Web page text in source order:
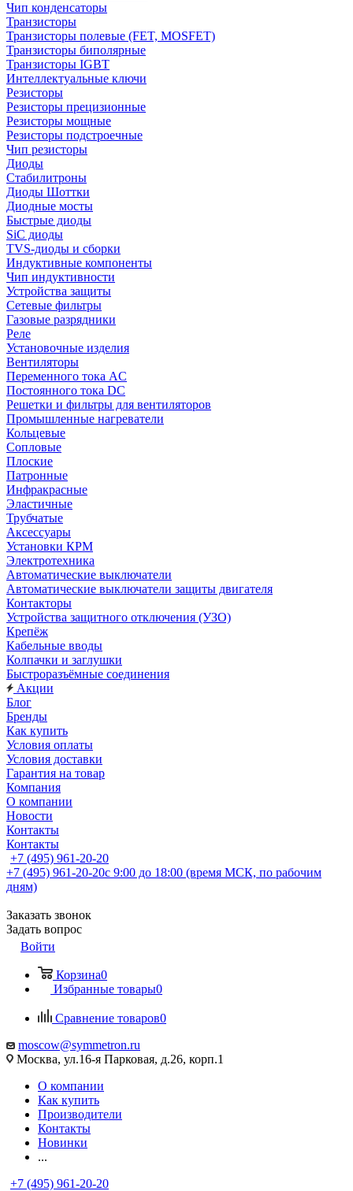
Чип конденсаторы
Транзисторы
Транзисторы полевые (FET, MOSFET)
Транзисторы биполярные
Транзисторы IGBT
Интеллектуальные ключи
Резисторы
Резисторы прецизионные
Резисторы мощные
Резисторы подстроечные
Чип резисторы
Диоды
Стабилитроны
Диоды Шоттки
Диодные мосты
Быстрые диоды
SiC диоды
TVS-диоды и сборки
Индуктивные компоненты
Чип индуктивности
Устройства защиты
Сетевые фильтры
Газовые разрядники
Реле
Установочные изделия
Вентиляторы
Переменного тока AC
Постоянного тока DC
Решетки и фильтры для вентиляторов
Промышленные нагреватели
Кольцевые
Сопловые
Плоские
Патронные
Инфракрасные
Эластичные
Трубчатые
Аксессуары
Установки КРМ
Электротехника
Автоматические выключатели
Автоматические выключатели защиты двигателя
Контакторы
Устройства защитного отключения (УЗО)
Крепёж
Кабельные вводы
Колпачки и заглушки
Быстроразъёмные соединения
Акции
Блог
Бренды
Как купить
Условия оплаты
Условия доставки
Гарантия на товар
Компания
О компании
Новости
Контакты
Контакты
+7 (495) 961-20-20
+7 (495) 961-20-20с 9:00 до 18:00 (время МСК, по рабочим
дням)
Заказать звонок
Задать вопрос
Войти
Корзина0
Избранные товары0
Сравнение товаров0
moscow@symmetron.ru
Москва, ул.16-я Парковая, д.26, корп.1
О компании
Как купить
Производители
Контакты
Новинки
...
+7 (495) 961-20-20